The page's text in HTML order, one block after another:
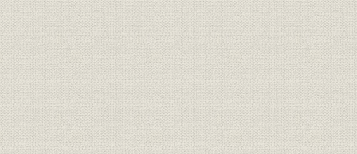
表3-9 関東大震災以降における為替相場
表3-10 昭和3年~4年の対米ドル相場
表4-1 昭和2年3月15日~31日の休業銀行
表4-2 昭和2年3月14日~31日の日本銀行勘定
表4-3 昭和2年4月中の日本銀行勘定